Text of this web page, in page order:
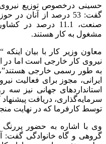
حسینی درخصوص توزیع
مشغول به کار هستند.
به طور رسمی خارجی هستند”،
ایرانی، مجوز برای فعالیت
استانداردهای جهانی نیز
سرمایه‌گذاری، دریافت
توسط کارفرما که در نهایت
وی با اشاره به حضور پررنگ